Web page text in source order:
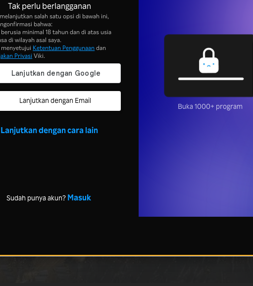
Tak perlu berlangganan
salah satu opsi di bawah ini,
bahwa:
berusia minimal 18 tahun dan di atas usia
di wilayah asal saya.
menyetujui Ketentuan Penggunaandan
Privasi Viki.
Lanjutkan dengan Email
Lanjutkan dengan cara lain
Sudah punya akun? Masuk
Buka 1000+ program